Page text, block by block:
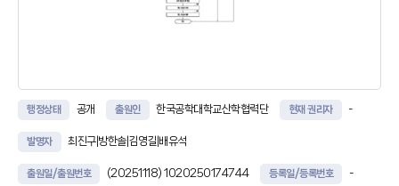
행정상태 공개 출원인 한국공학대학교산학협력단 현재 권리자 -
발명자 최진구|방한솔|김영길|배유석
출원일/출원번호 (20251118) 1020250174744 등록일/등록번호 -